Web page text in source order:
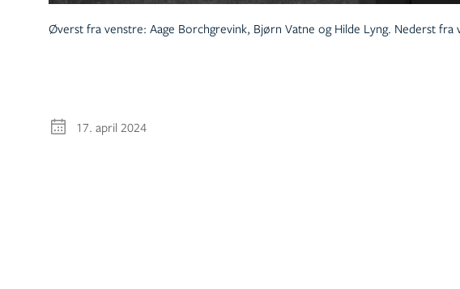
Øverst fra venstre: Aage Borchgrevink, Bjørn Vatne og Hilde Lyng. Nederst fra
17. april 2024